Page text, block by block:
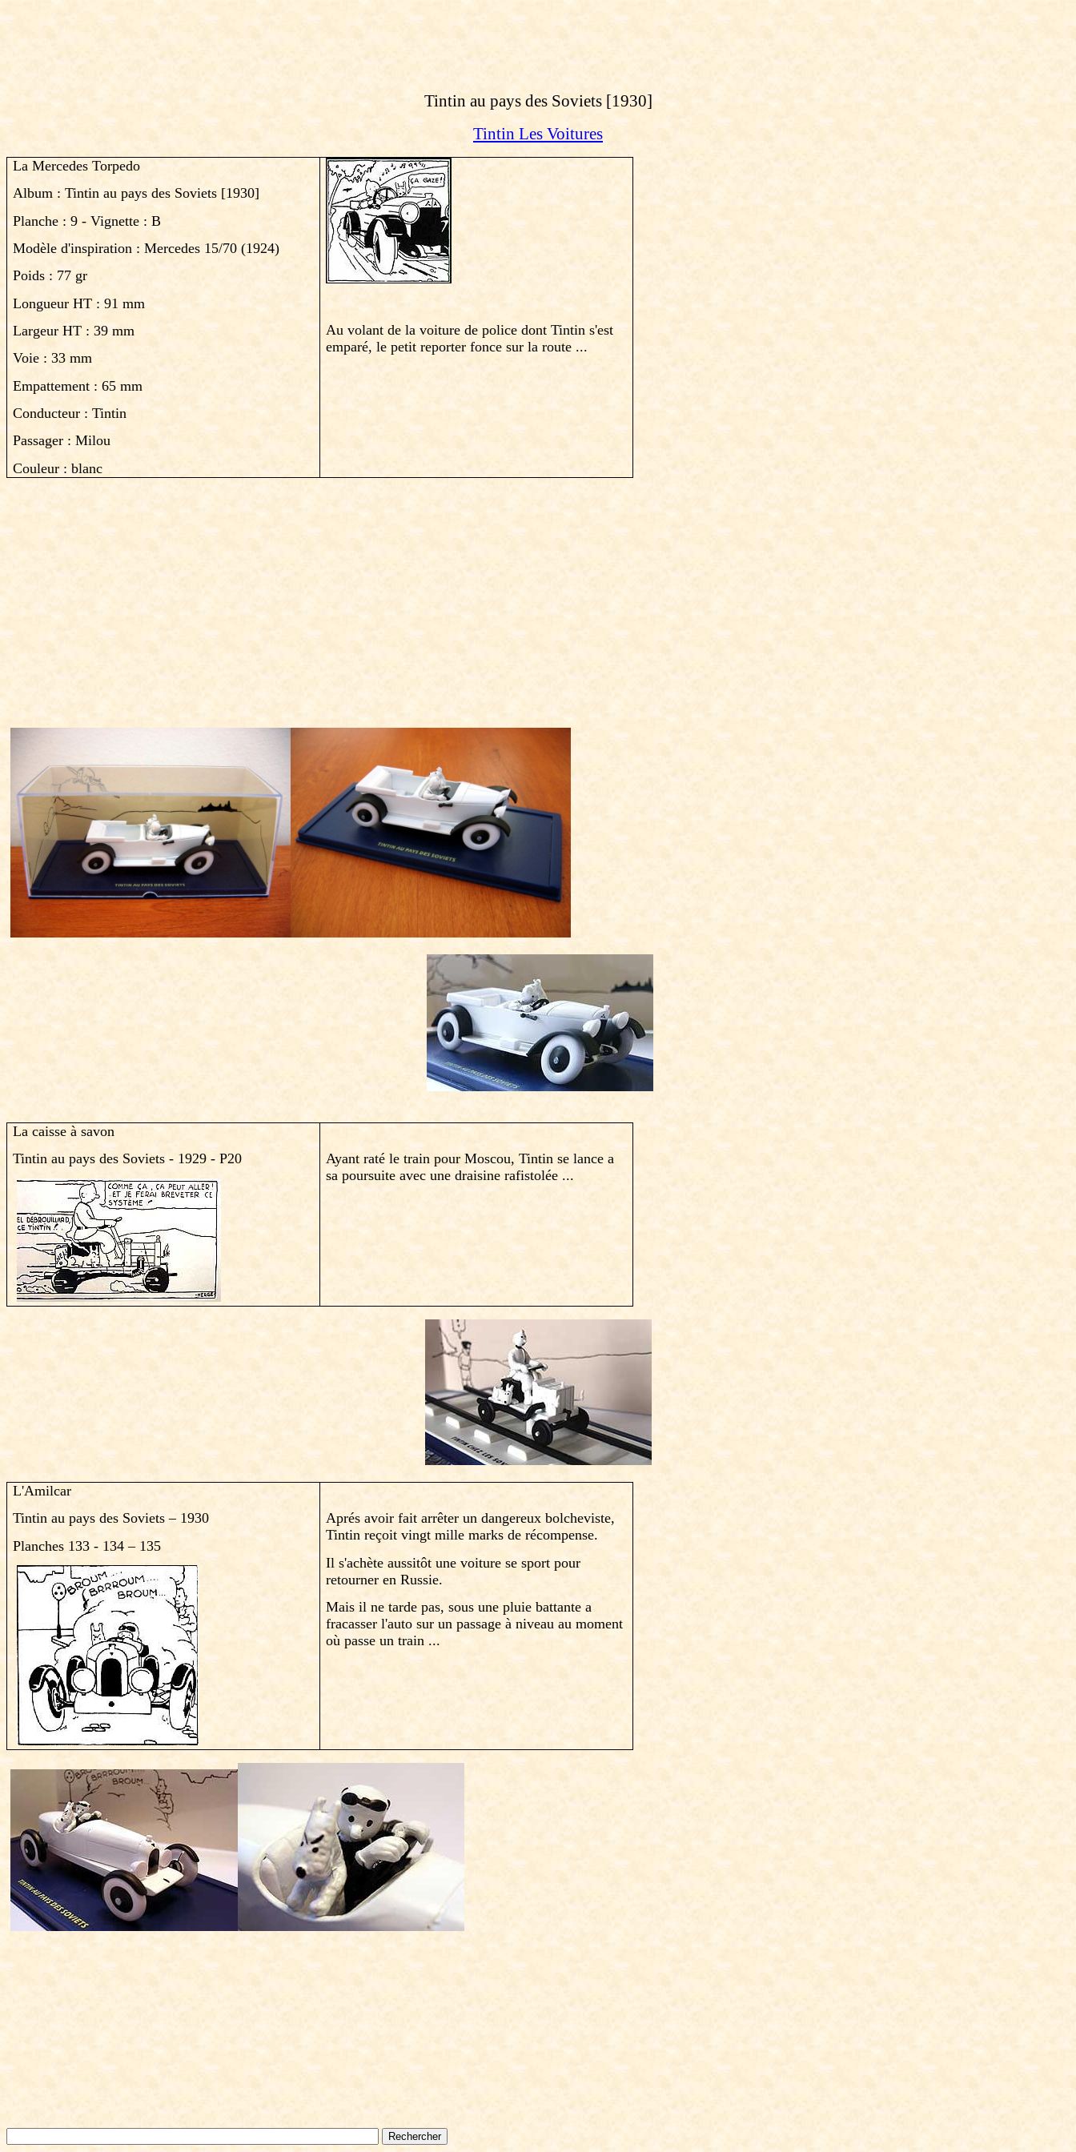
Tintin au pays des Soviets [1930]
Tintin Les Voitures
La Mercedes Torpedo
Album : Tintin au pays des Soviets [1930]
Planche : 9 - Vignette : B
Modèle d'inspiration : Mercedes 15/70 (1924)
Poids : 77 gr
Longueur HT : 91 mm
Largeur HT : 39 mm
Voie : 33 mm
Empattement : 65 mm
Conducteur : Tintin
Passager : Milou
Couleur : blanc
Au volant de la voiture de police dont Tintin s'est
emparé, le petit reporter fonce sur la route ...
La caisse à savon
Tintin au pays des Soviets - 1929 - P20
Ayant raté le train pour Moscou, Tintin se lance a
sa poursuite avec une draisine rafistolée ...
L'Amilcar
Tintin au pays des Soviets – 1930
Planches 133 - 134 – 135
Aprés avoir fait arrêter un dangereux bolcheviste,
Tintin reçoit vingt mille marks de récompense.
Il s'achète aussitôt une voiture se sport pour
retourner en Russie.
Mais il ne tarde pas, sous une pluie battante a
fracasser l'auto sur un passage à niveau au moment
où passe un train ...